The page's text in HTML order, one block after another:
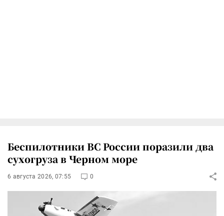
Беспилотники ВС России поразили два
сухогруза в Черном море
6 августа 2026, 07:55 0